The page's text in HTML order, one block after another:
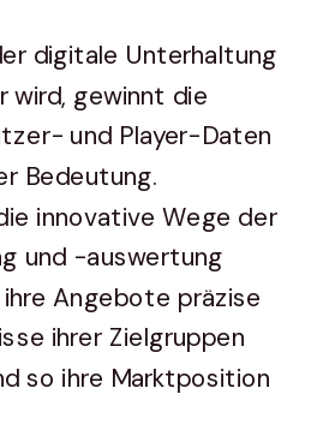
digitale Unterhaltung
wird, gewinnt die
und Player-Daten
Bedeutung.
innovative Wege der
und -auswertung
Angebote präzise
ihrer Zielgruppen
so ihre Marktposition